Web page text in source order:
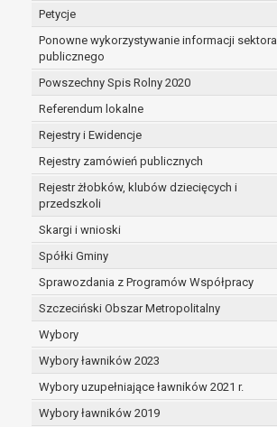
Petycje
Ponowne wykorzystywanie informacji sektora
publicznego
Powszechny Spis Rolny 2020
Referendum lokalne
Rejestry i Ewidencje
Rejestry zamówień publicznych
Rejestr żłobków, klubów dziecięcych i
przedszkoli
Skargi i wnioski
Spółki Gminy
Sprawozdania z Programów Współpracy
Szczeciński Obszar Metropolitalny
Wybory
Wybory ławników 2023
Wybory uzupełniające ławników 2021 r.
Wybory ławników 2019